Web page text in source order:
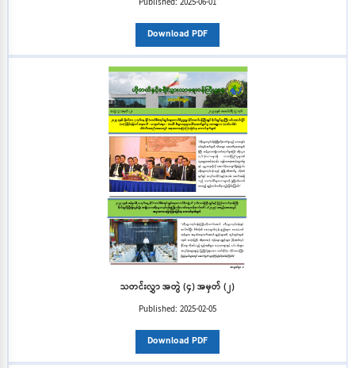
Download PDF
သတင်းလွှာ အတွဲ (၄) အမှတ် (၂)
Published: 2025-02-05
Download PDF